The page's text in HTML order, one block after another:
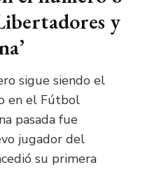
y
sigue siendo el
en el Fútbol
pasada fue
jugador del
su primera